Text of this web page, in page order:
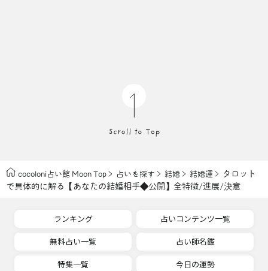
cocoloni占い館 Moon Top 占いを探す 結婚 結婚運
タロット
で具体的に解る【あなたの結婚相手◆公開】全特徴/進展/決意
ランキング
占いコンテンツ一覧
無料占い一覧
占い師名鑑
特集一覧
今日の運勢